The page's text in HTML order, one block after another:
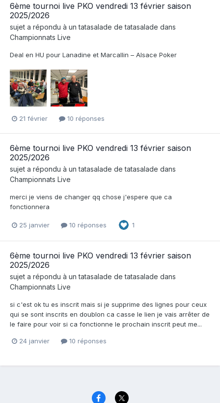
6ème tournoi live PKO vendredi 13 février saison
2025/2026
sujet a répondu à untatasalade detatasalade dans
Championnats Live
Deal en HU pour Lanadine et Marcallin – Alsace Poker
21 février 10 réponses
6ème tournoi live PKO vendredi 13 février saison
2025/2026
sujet a répondu à untatasalade detatasalade dans
Championnats Live
merci je viens de changer qq chose j'espere que ca
fonctionnera
25 janvier 10 réponses 1
6ème tournoi live PKO vendredi 13 février saison
2025/2026
sujet a répondu à untatasalade detatasalade dans
Championnats Live
si c'est ok tu es inscrit mais si je supprime des lignes pour ceux
qui se sont inscrits en doublon ca casse le lien je vais arrêter de
le faire pour voir si ca fonctionne le prochain inscrit peut me...
24 janvier 10 réponses